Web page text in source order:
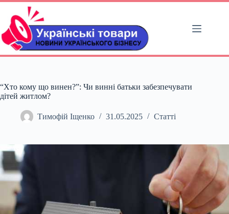
Перейти
вмісту
“Хто кому що винен?”: Чи винні батьки забезпечувати
дітей житлом?
Тимофій Іщенко 31.05.2025 Статті